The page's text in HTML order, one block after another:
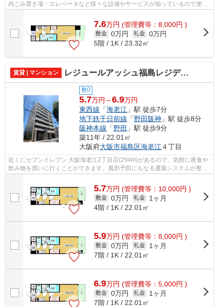
内ごみ置き場・エレベータなど様々な設備やサービスが揃っているので便利
7.6万円 (管理費等：8,000円 )
敷金 0万円 礼金 0万円
5階 / 1K / 23.32㎡
賃貸 | マンション レジュールアッシュ福島レジデンス
敷0
5.7万円～6.9万円
東西線 「海老江 」駅 徒歩7分
地下鉄千日前線 「野田阪神 」駅 徒歩8分
阪神本線 「野田 」駅 徒歩9分
築11年 / 22.01㎡
大阪府大阪市福島区海老江 ４丁目
近くにセブンイレブン 大阪海老江2丁目店(294m)があるので、気軽に夜食や
飲み物を買いに行くことができます。風邪予防にもなる通風システムが整っ
5.7万円 (管理費等：10,000円 )
敷金 0万円 礼金
1ヶ月
4階 / 1K / 22.01㎡
5.9万円 (管理費等：8,000円 )
敷金 0万円 礼金
1ヶ月
7階 / 1K / 22.01㎡
6.9万円 (管理費等：5,000円 )
敷金 0万円 礼金
1ヶ月
7階 / 1K / 22.01㎡